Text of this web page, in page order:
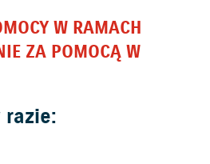
W RAMACH
ZA POMOCĄ W
razie: